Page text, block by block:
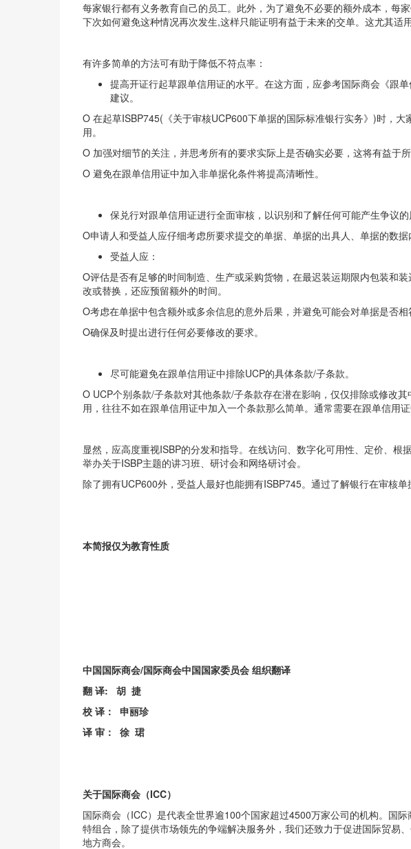
每家银行都有义务教育自己的员工。此外，为了避免不必要的额外成本，每
下次如何避免这种情况再次发生,这样只能证明有益于未来的交单。这尤其适
有许多简单的方法可有助于降低不符点率：
提高开证行起草跟单信用证的水平。在这方面，应参考国际商会《跟单
建议。
O 在起草ISBP745(《关于审核UCP600下单据的国际标准银行实务》)时，
用。
O 加强对细节的关注，并思考所有的要求实际上是否确实必要，这将有益于所
O 避免在跟单信用证中加入非单据化条件将提高清晰性。
保兑行对跟单信用证进行全面审核，以识别和了解任何可能产生争议
O申请人和受益人应仔细考虑所要求提交的单据、单据的出具人、单据的数据
受益人应：
O评估是否有足够的时间制造、生产或采购货物，在最迟装运期限内包装和
改或替换，还应预留额外的时间。
O考虑在单据中包含额外或多余信息的意外后果，并避免可能会对单据是否相
O确保及时提出进行任何必要修改的要求。
尽可能避免在跟单信用证中排除UCP的具体条款/子条款。
O UCP个别条款/子条款对其他条款/子条款存在潜在影响，仅仅排除或修改
用，往往不如在跟单信用证中加入一个条款那么简单。通常需要在跟单信用
显然，应高度重视ISBP的分发和指导。在线访问、数字化可用性、定价、
举办关于ISBP主题的讲习班、研讨会和网络研讨会。
除了拥有UCP600外，受益人最好也能拥有ISBP745。通过了解银行在审核
本简报仅为教育性质
中国国际商会/国际商会中国国家委员会 组织翻译
翻 译: 胡 捷
校 译： 申丽珍
译 审： 徐 珺
关于国际商会（ICC）
国际商会（ICC）是代表全世界逾100个国家超过4500万家公司的机构。国
特组合，除了提供市场领先的争端解决服务外，我们还致力于促进国际贸易
地方商会。